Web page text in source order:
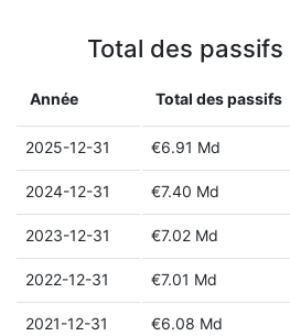
Total des passifs
Année Total des passifs
2025-12-31 €6.91 Md
2024-12-31 €7.40 Md
2023-12-31 €7.02 Md
2022-12-31 €7.01 Md
2021-12-31 €6.08 Md